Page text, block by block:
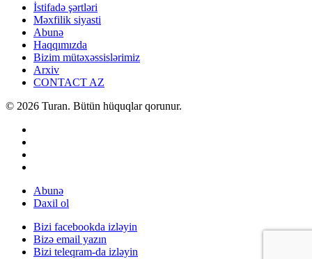
İstifadə şərtləri
Məxfilik siyasti
Abunə
Haqqımızda
Bizim mütəxəssislərimiz
Arxiv
CONTACT AZ
© 2026 Turan. Bütün hüquqlar qorunur.
Abunə
Daxil ol
Bizi facebookda izləyin
Bizə email yazın
Bizi teleqram-da izləyin